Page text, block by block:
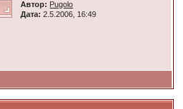
Автор: Pugolo
Дата: 2.5.2006, 16:49